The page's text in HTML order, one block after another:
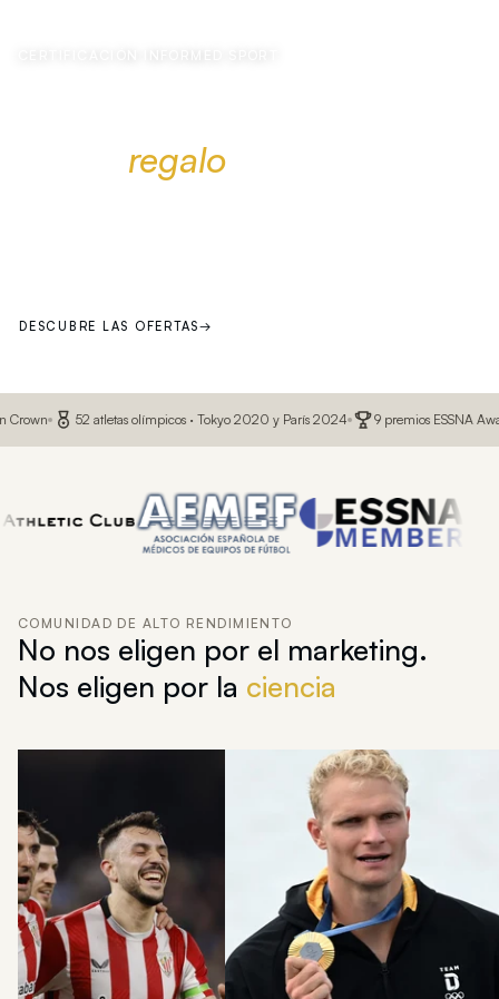
regalo
DESCUBRE LAS OFERTAS→
52 atletas olímpicos · Tokyo 2020 y París 2024 9 premios ESSNA Awards ·
COMUNIDAD DE ALTO RENDIMIENTO
No nos eligen por el marketing.
Nos eligen por la ciencia